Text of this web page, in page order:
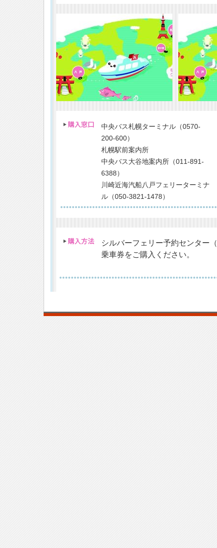
中央バス札幌ターミナル（0570-
200-600）
札幌駅前案内所
中央バス大谷地案内所（011-891-
6388）
川崎近海汽船八戸フェリーターミナ
ル（050-3821-1478）
シルバーフェリー予約センター
乗車券をご購入ください。